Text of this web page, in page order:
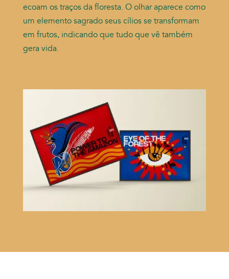
ecoam os traços da floresta. O olhar aparece como
um elemento sagrado seus cílios se transformam
em frutos, indicando que tudo que vê também
gera vida.